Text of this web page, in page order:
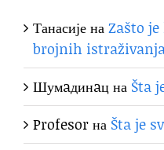
ТанасијенаZašto
brojnih
Шумaдинaцна Šta
Profesorна Šta je